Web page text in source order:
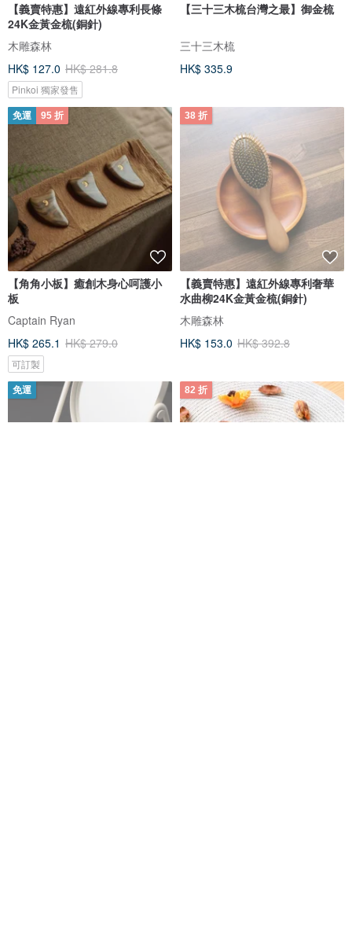
【義賣特惠】遠紅外線專利長條
24K金黃金梳(銅針)
木雕森林
HK$ 127.0 HK$ 281.8
Pinkoi 獨家發售
【三十三木梳台灣之最】御金梳
三十三木梳
HK$ 335.9
免運 95 折
【角角小板】癒創木身心呵護小
板
Captain Ryan
HK$ 265.1 HK$ 279.0
可訂製
38 折
【義賣特惠】遠紅外線專利奢華
水曲柳24K金黃金梳(銅針)
木雕森林
HK$ 153.0 HK$ 392.8
免運 82 折